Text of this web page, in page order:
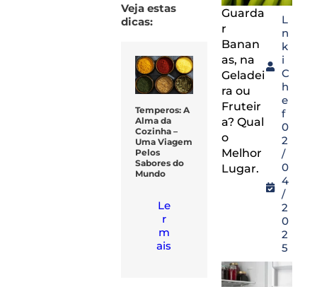
Veja estas
dicas:
Temperos: A
Alma da
Cozinha –
Uma Viagem
Pelos
Sabores do
Mundo
Le
r
m
ais
Guarda
r
Banan
as, na
Geladei
ra ou
Fruteir
a? Qual
o
Melhor
Lugar.
L
n
k
i
C
h
e
f
0
2
/
0
4
/
2
0
2
5